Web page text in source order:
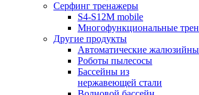
Серфинг тренажеры
S4-S12M mobile
Многофункциональные
Другие продукты
Автоматические
Роботы пылесосы
Бассейны из
нержавеющей стали